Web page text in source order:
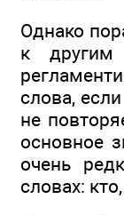
Однако
к другим
слова,
не
основное
очень
словах: